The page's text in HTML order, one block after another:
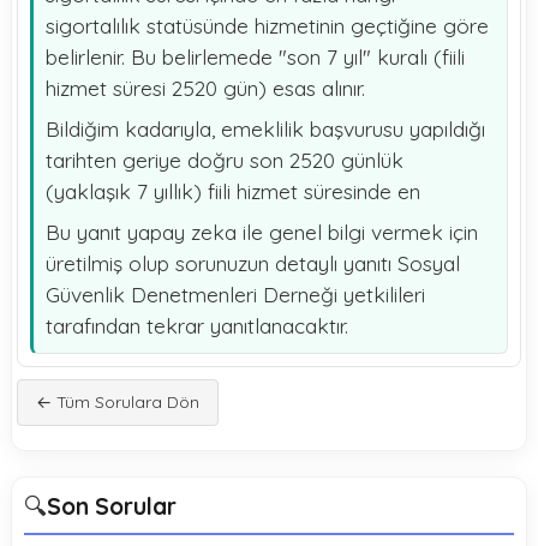
sigortalılık statüsünde hizmetinin geçtiğine göre
belirlenir. Bu belirlemede "son 7 yıl" kuralı (fiili
hizmet süresi 2520 gün) esas alınır.
Bildiğim kadarıyla, emeklilik başvurusu yapıldığı
tarihten geriye doğru son 2520 günlük
(yaklaşık 7 yıllık) fiili hizmet süresinde en
Bu yanıt yapay zeka ile genel bilgi vermek için
üretilmiş olup sorunuzun detaylı yanıtı Sosyal
Güvenlik Denetmenleri Derneği yetkilileri
tarafından tekrar yanıtlanacaktır.
← Tüm Sorulara Dön
🔍Son Sorular